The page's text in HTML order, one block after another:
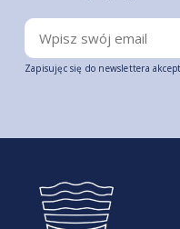
Zapisujęc się do newslettera